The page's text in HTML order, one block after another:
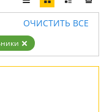
ОЧИСТИТЬ ВСЕ